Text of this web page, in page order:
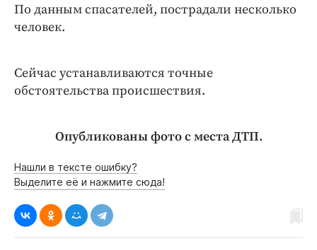
По данным спасателей, пострадали несколько
человек.
Сейчас устанавливаются точные
обстоятельства происшествия.
Опубликованы фото с места ДТП.
Нашли в тексте ошибку?
Выделите её и нажмите сюда!